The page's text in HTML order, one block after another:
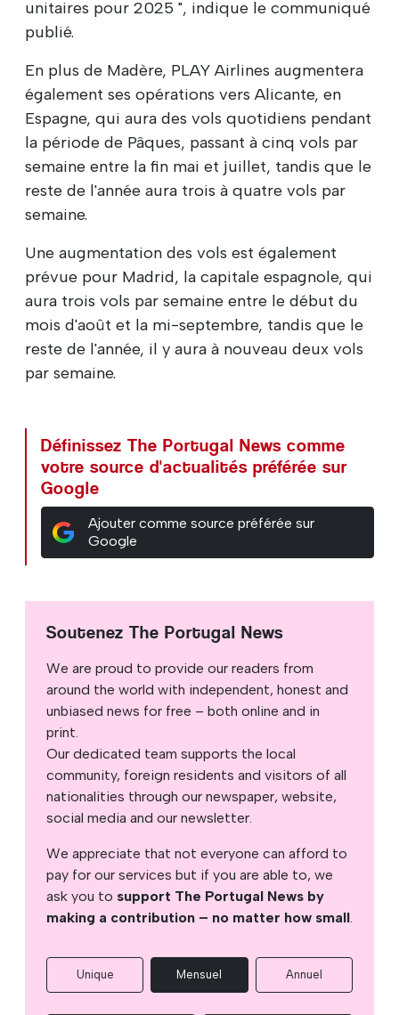
unitaires pour 2025 ", indique le communiqué
publié.
En plus de Madère, PLAY Airlines augmentera
également ses opérations vers Alicante, en
Espagne, qui aura des vols quotidiens pendant
la période de Pâques, passant à cinq vols par
semaine entre la fin mai et juillet, tandis que le
reste de l'année aura trois à quatre vols par
semaine.
Une augmentation des vols est également
prévue pour Madrid, la capitale espagnole, qui
aura trois vols par semaine entre le début du
mois d'août et la mi-septembre, tandis que le
reste de l'année, il y aura à nouveau deux vols
par semaine.
Définissez The Portugal News comme
votre source d'actualités préférée sur
Google
Ajouter comme source préférée sur
Google
Soutenez The Portugal News
We are proud to provide our readers from
around the world with independent, honest and
unbiased news for free – both online and in
print.
Our dedicated team supports the local
community, foreign residents and visitors of all
nationalities through our newspaper, website,
social media and our newsletter.
We appreciate that not everyone can afford to
pay for our services but if you are able to, we
ask you to support The Portugal News by
making a contribution – no matter how small.
Unique Mensuel Annuel